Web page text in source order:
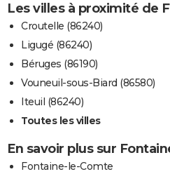
Les villes à proximité de
Croutelle (86240)
Ligugé (86240)
Béruges (86190)
Vouneuil-sous-Biard (86580)
Iteuil (86240)
Toutes les villes
En savoir plus sur
Fontaine-le-Comte